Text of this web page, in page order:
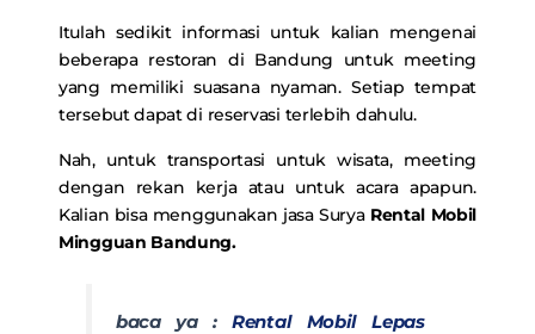
Itulah sedikit informasi untuk kalian mengenai
beberapa restoran di Bandung untuk meeting
yang memiliki suasana nyaman. Setiap tempat
tersebut dapat di reservasi terlebih dahulu.
Nah, untuk transportasi untuk wisata, meeting
dengan rekan kerja atau untuk acara apapun.
Kalian bisa menggunakan jasa Surya Rental Mobil
Mingguan Bandung.
baca ya :Rental Mobil Lepas